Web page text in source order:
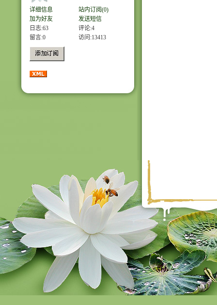
详细信息
站内订阅(0)
加为好友
发送短信
日志:63
评论:4
留言:0
访问:13413